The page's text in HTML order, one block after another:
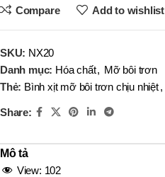
Compare Add to wishlist
SKU: NX20
Danh mục: Hóa chất, Mỡ bôi trơn
Thẻ: Bình xịt mỡ bôi trơn chịu nhiệt,
Share:
Mô tả
View: 102